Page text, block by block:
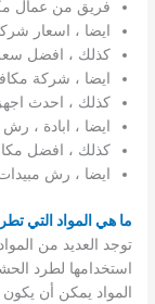
فريق من عمال
ايضا ، اسعار
كذلك ، افضل
ايضا ، شركة
كذلك ، احدث
ايضا ، ابادة ،
كذلك ، افضل
ايضا ، رش
ما هي المواد التي
توجد العديد من
استخدامها لطرد
المواد يمكن أن يكون